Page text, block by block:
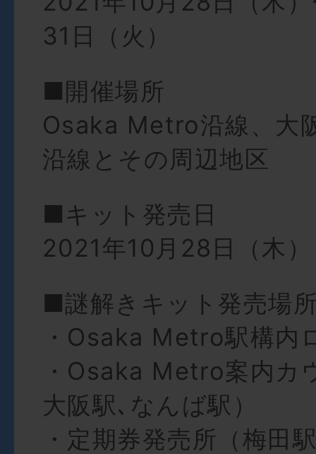
31日（火）
■開催場所
Osaka Metro沿線、大
沿線とその周辺地区
■キット発売日
2021年10月28日（木）
■謎解きキット発売場
・Osaka Metro駅構内
・Osaka Metro案内カ
大阪駅､なんば駅）
・定期券発売所（梅田